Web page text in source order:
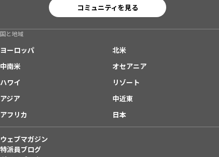
コミュニティを見る
国と地域
ヨーロッパ
北米
中南米
オセアニア
ハワイ
リゾート
アジア
中近東
アフリカ
日本
ウェブマガジン
特派員ブログ